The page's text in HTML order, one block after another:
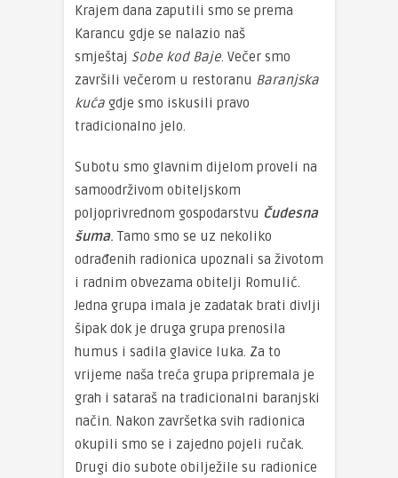
Krajem dana zaputili smo se prema
Karancu gdje se nalazio naš
smještaj Sobe kod Baje. Večer smo
završili večerom u restoranu Baranjska
kuća gdje smo iskusili pravo
tradicionalno jelo.
Subotu smo glavnim dijelom proveli na
samoodrživom obiteljskom
poljoprivrednom gospodarstvu Čudesna
šuma.Tamo smo se uz nekoliko
odrađenih radionica upoznali sa životom
i radnim obvezama obitelji Romulić.
Jedna grupa imala je zadatak brati divlji
šipak dok je druga grupa prenosila
humus i sadila glavice luka. Za to
vrijeme naša treća grupa pripremala je
grah i sataraš na tradicionalni baranjski
način. Nakon završetka svih radionica
okupili smo se i zajedno pojeli ručak.
Drugi dio subote obilježile su radionice